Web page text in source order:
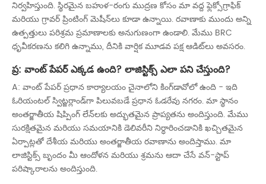
నిర్వహిస్తుంది. స్థిరమైన బహుళ-రంగు ముద్రణ కోసం మా వద్ద ఫ్లెక్సోగ్రాఫిక్
మరియు గ్రావర్ ప్రింటింగ్ మెషీన్‌లు కూడా ఉన్నాయి. రవాణాకు ముందు అన్ని
ఉత్పత్తులు పరిశ్రమ ప్రమాణాలకు అనుగుణంగా ఉండాలి. మేము BRC
ధృవీకరణను కలిగి ఉన్నాము, దీనికి వార్షిక మూడవ పక్ష ఆడిట్‌లు అవసరం.
ప్ర: వాంట్ పేపర్ ఎక్కడ ఉంది? లాజిస్టిక్స్ ఎలా పని చేస్తుంది?
A: వాంట్ పేపర్ ప్రధాన కార్యాలయం చైనాలోని కింగ్‌డావోలో ఉంది - ఇది
ఓరియంటల్ స్విట్జర్లాండ్‌గా పిలువబడే ప్రధాన ఓడరేవు నగరం. మా స్థానం
అంతర్జాతీయ షిప్పింగ్ లేన్‌లకు అద్భుతమైన ప్రాప్యతను అందిస్తుంది. మేము
సురక్షితమైన మరియు సమయానికి డెలివరీని నిర్ధారించడానికి ఖచ్చితమైన
ఏర్పాట్లతో దేశీయ మరియు అంతర్జాతీయ రవాణాను అందిస్తాము. మా
లాజిస్టిక్స్ బృందం మీ ఆందోళన మరియు శ్రమను ఆదా చేసే వన్-స్టాప్
పరిష్కారాలను అందిస్తుంది.